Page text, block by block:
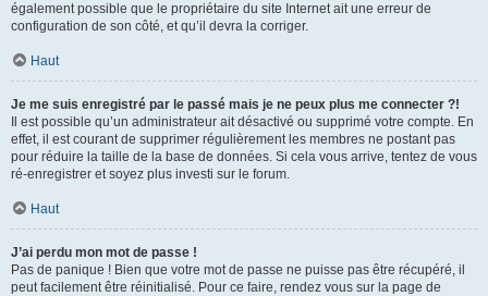
également possible que le propriétaire du site Internet ait une erreur de
configuration de son côté, et qu’il devra la corriger.
Haut
Je me suis enregistré par le passé mais je ne peux plus me connecter ?!
Il est possible qu’un administrateur ait désactivé ou supprimé votre compte. En
effet, il est courant de supprimer régulièrement les membres ne postant pas
pour réduire la taille de la base de données. Si cela vous arrive, tentez de vous
ré-enregistrer et soyez plus investi sur le forum.
Haut
J’ai perdu mon mot de passe !
Pas de panique ! Bien que votre mot de passe ne puisse pas être récupéré, il
peut facilement être réinitialisé. Pour ce faire, rendez vous sur la page de